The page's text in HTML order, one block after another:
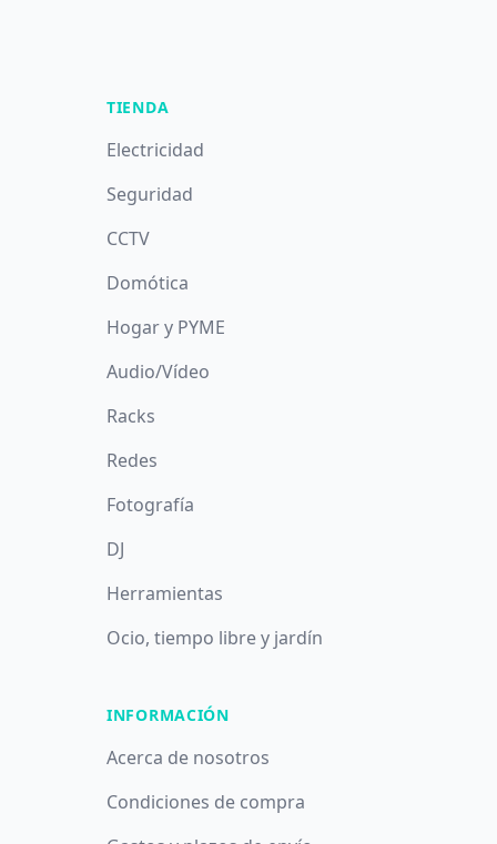
TIENDA
Electricidad
Seguridad
CCTV
Domótica
Hogar y PYME
Audio/Vídeo
Racks
Redes
Fotografía
DJ
Herramientas
Ocio, tiempo libre y jardín
INFORMACIÓN
Acerca de nosotros
Condiciones de compra